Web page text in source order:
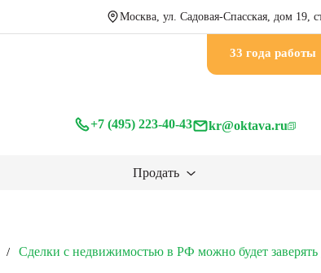
Москва, ул. Садовая-Спасская, дом 19,
33 годa работы
+7 (495) 223-40-43 kr@oktava.ru
Продать
/ Сделки с недвижимостью в РФ можно будет заверять